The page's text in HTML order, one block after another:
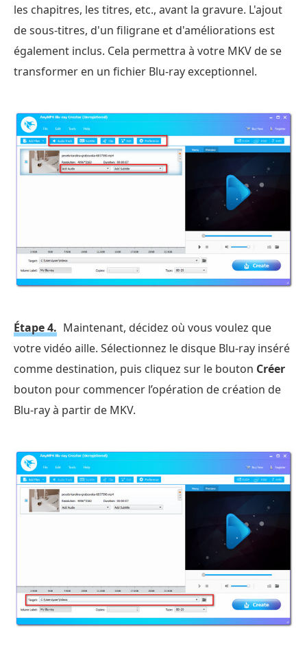
les chapitres, les titres, etc., avant la gravure. L'ajout
de sous-titres, d'un filigrane et d'améliorations est
également inclus. Cela permettra à votre MKV de se
transformer en un fichier Blu-ray exceptionnel.
Étape 4. Maintenant, décidez où vous voulez que
votre vidéo aille. Sélectionnez le disque Blu-ray inséré
comme destination, puis cliquez sur le bouton Créer
bouton pour commencer l’opération de création de
Blu-ray à partir de MKV.